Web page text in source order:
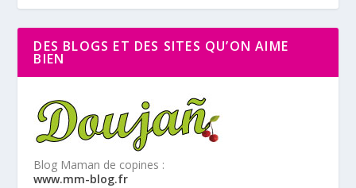
DES BLOGS ET DES SITES QU’ON AIME
BIEN
Blog Maman de copines :
www.mm-blog.fr